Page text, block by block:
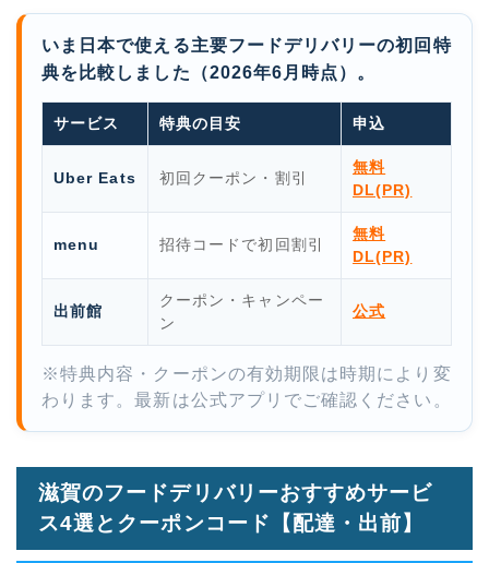
いま日本で使える主要フードデリバリーの初回特
典を比較しました（2026年6月時点）。
サービス 特典の目安 申込
Uber Eats 初回クーポン・割引
無料
DL(PR)
menu 招待コードで初回割引
無料
DL(PR)
出前館
クーポン・キャンペー
ン
公式
※特典内容・クーポンの有効期限は時期により変
わります。最新は公式アプリでご確認ください。
滋賀のフードデリバリーおすすめサービ
ス4選とクーポンコード【配達・出前】